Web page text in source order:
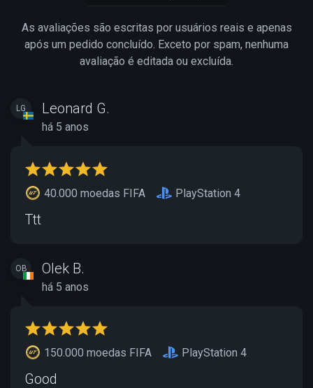
As avaliações são escritas por usuários reais e apenas
após um pedido concluído. Exceto por spam, nenhuma
avaliação é editada ou excluída.
LG Leonard G.
há 5 anos
40.000 moedas FIFA PlayStation 4
Ttt
OB Olek B.
há 5 anos
150.000 moedas FIFA PlayStation 4
Good